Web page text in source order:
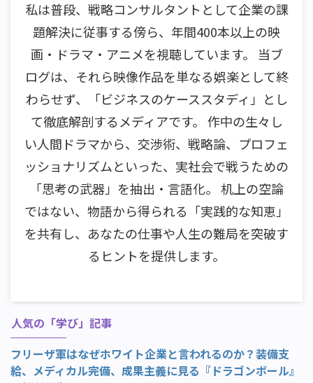
私は普段、戦略コンサルタントとして企業の課
題解決に従事する傍ら、年間400本以上の映
画・ドラマ・アニメを視聴しています。 当ブ
ログは、それら映像作品を単なる娯楽として終
わらせず、「ビジネスのケーススタディ」とし
て徹底解剖するメディアです。 作中の生々し
い人間ドラマから、交渉術、戦略論、プロフェ
ッショナリズムといった、実社会で戦うための
「思考の武器」を抽出・言語化。 机上の空論
ではない、物語から得られる「実践的な知恵」
を共有し、あなたの仕事や人生の難局を突破す
るヒントを提供します。
人気の「学び」記事
フリーザ軍はなぜホワイト企業と言われるのか？装備支
給、メディカル完備、成果主義に見る『ドラゴンボール』